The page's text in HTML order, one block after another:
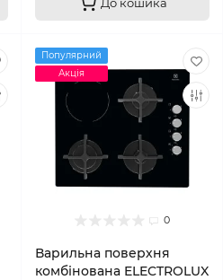
Популярний
Акція
0
Варильна поверхня
комбінована ELECTROLUX